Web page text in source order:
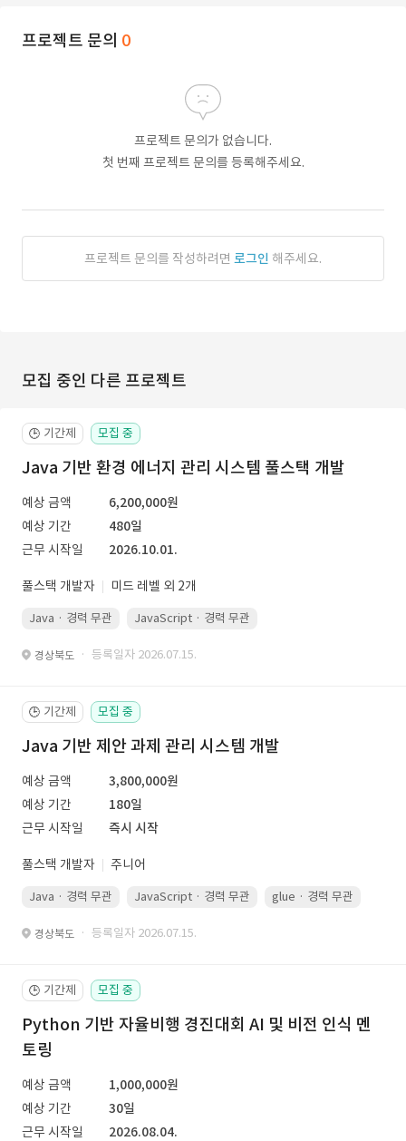
프로젝트 문의 0
프로젝트 문의가 없습니다.
첫 번째 프로젝트 문의를 등록해주세요.
프로젝트 문의를 작성하려면 로그인 해주세요.
모집 중인 다른 프로젝트
🕒 기간제 모집 중
Java 기반 환경 에너지 관리 시스템 풀스택 개발
예상 금액
6,200,000원
예상 기간
480일
근무 시작일
2026.10.01.
풀스택 개발자 미드 레벨 외 2개
Java · 경력 무관 JavaScript · 경력 무관
경상북도 · 등록일자 2026.07.15.
🕒 기간제 모집 중
Java 기반 제안 과제 관리 시스템 개발
예상 금액
3,800,000원
예상 기간
180일
근무 시작일
즉시 시작
풀스택 개발자 주니어
Java · 경력 무관 JavaScript · 경력 무관 glue · 경력 무관
경상북도 · 등록일자 2026.07.15.
🕒 기간제 모집 중
Python 기반 자율비행 경진대회 AI 및 비전 인식 멘
토링
예상 금액
1,000,000원
예상 기간
30일
근무 시작일
2026.08.04.